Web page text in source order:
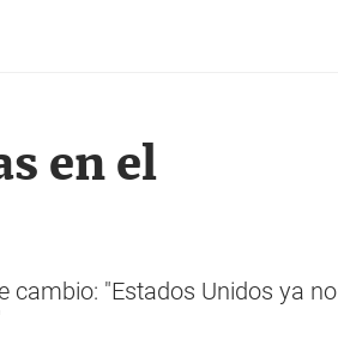
en el
cambio: "Estados Unidos ya no